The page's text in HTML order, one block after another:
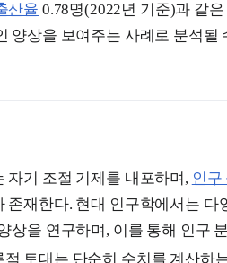
산율 0.78명(2022년 기준)과 같은
양상을 보여주는 사례로 분석될
자기 조절 기제를 내포하며, 인구
존재한다. 현대 인구학에서는 다
상을 연구하며, 이를 통해 인구
적 토대는 단순히 수치를 계산하